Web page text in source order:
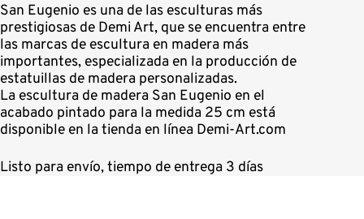
San Eugenio es una de las esculturas más
prestigiosas de Demi Art, que se encuentra entre
las marcas de escultura en madera más
importantes, especializada en la producción de
estatuillas de madera personalizadas.
La escultura de madera San Eugenio en el
acabado pintado para la medida 25 cm está
disponible en la tienda en línea Demi-Art.com
Listo para envío, tiempo de entrega 3 días